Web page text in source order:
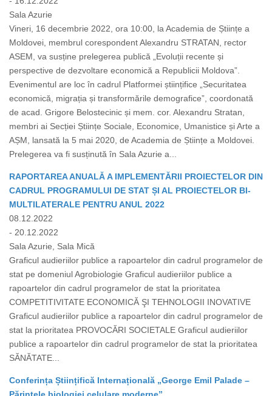
Sala Azurie
Vineri, 16 decembrie 2022, ora 10:00, la Academia de Științe a
Moldovei, membrul corespondent Alexandru STRATAN, rector
ASEM, va susține prelegerea publică „Evoluții recente și
perspective de dezvoltare economică a Republicii Moldova”.
Evenimentul are loc în cadrul Platformei științifice „Securitatea
economică, migrația și transformările demografice”, coordonată
de acad. Grigore Belostecinic și mem. cor. Alexandru Stratan,
membri ai Secției Științe Sociale, Economice, Umanistice și Arte a
AȘM, lansată la 5 mai 2020, de Academia de Științe a Moldovei.
Prelegerea va fi susținută în Sala Azurie a...
RAPORTAREA ANUALĂ A IMPLEMENTĂRII PROIECTELOR DIN
CADRUL PROGRAMULUI DE STAT ȘI AL PROIECTELOR BI-
MULTILATERALE PENTRU ANUL 2022
08.12.2022
- 20.12.2022
Sala Azurie, Sala Mică
Graficul audieriilor publice a rapoartelor din cadrul programelor de
stat pe domeniul Agrobiologie Graficul audieriilor publice a
rapoartelor din cadrul programelor de stat la prioritatea
COMPETITIVITATE ECONOMICĂ ŞI TEHNOLOGII INOVATIVE
Graficul audieriilor publice a rapoartelor din cadrul programelor de
stat la prioritatea PROVOCĂRI SOCIETALE Graficul audieriilor
publice a rapoartelor din cadrul programelor de stat la prioritatea
SĂNĂTATE...
Conferința Științifică Internațională „George Emil Palade –